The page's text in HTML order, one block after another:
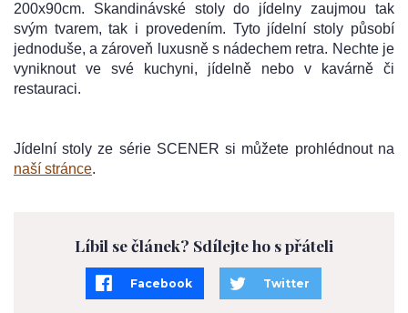
200x90cm. Skandinávské stoly do jídelny zaujmou tak
svým tvarem, tak i provedením. Tyto jídelní stoly působí
jednoduše, a zároveň luxusně s nádechem retra. Nechte je
vyniknout ve své kuchyni, jídelně nebo v kavárně či
restauraci.
Jídelní stoly ze série SCENER si můžete prohlédnout na
naší stránce.
Líbil se článek? Sdílejte ho s přáteli
Facebook Twitter